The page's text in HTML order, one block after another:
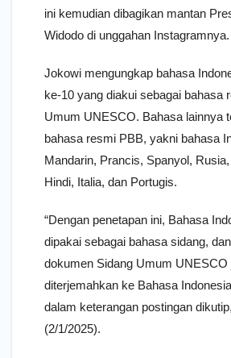
ini kemudian dibagikan mantan
Widodo di unggahan Instagramnya.
Jokowi mengungkap bahasa
ke-10 yang diakui sebagai bahasa
Umum UNESCO. Bahasa lainnya
bahasa resmi PBB, yakni bahasa
Mandarin, Prancis, Spanyol,
Hindi, Italia, dan Portugis.
“Dengan penetapan ini, Bahasa
dipakai sebagai bahasa sidang,
dokumen Sidang Umum UNESCO
diterjemahkan ke Bahasa
dalam keterangan postingan
(2/1/2025).